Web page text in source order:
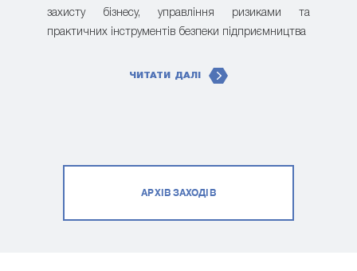
захисту бізнесу, управління ризиками та
практичних інструментів безпеки підприємництва
ЧИТАТИ ДАЛІ
АРХІВ ЗАХОДІВ